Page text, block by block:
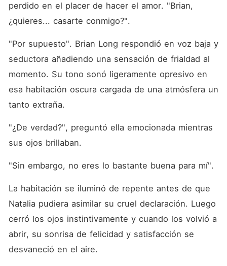
perdido en el placer de hacer el amor. "Brian,
¿quieres... casarte conmigo?".
"Por supuesto". Brian Long respondió en voz baja y
seductora añadiendo una sensación de frialdad al
momento. Su tono sonó ligeramente opresivo en
esa habitación oscura cargada de una atmósfera un
tanto extraña.
"¿De verdad?", preguntó ella emocionada mientras
sus ojos brillaban.
"Sin embargo, no eres lo bastante buena para mí".
La habitación se iluminó de repente antes de que
Natalia pudiera asimilar su cruel declaración. Luego
cerró los ojos instintivamente y cuando los volvió a
abrir, su sonrisa de felicidad y satisfacción se
desvaneció en el aire.